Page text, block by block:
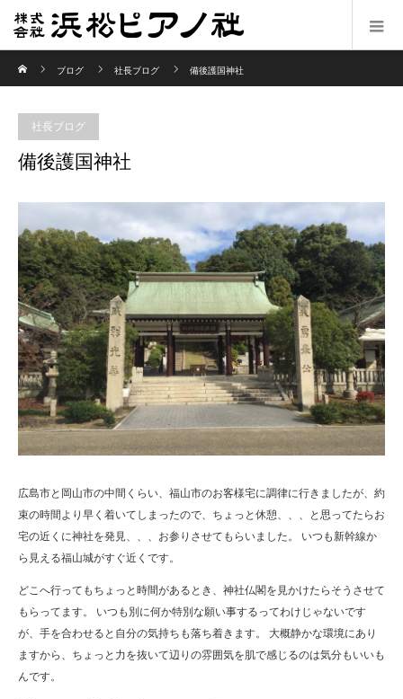
ブログ
社長ブログ 備後護国神社
社長ブログ
備後護国神社
広島市と岡山市の中間くらい、福山市のお客様宅に調律に行きましたが、約
束の時間より早く着いてしまったので、ちょっと休憩、、、と思ってたらお
宅の近くに神社を発見、、、お参りさせてもらいました。 いつも新幹線か
ら見える福山城がすぐ近くです。
どこへ行ってもちょっと時間があるとき、神社仏閣を見かけたらそうさせて
もらってます。 いつも別に何か特別な願い事するってわけじゃないです
が、手を合わせると自分の気持ちも落ち着きます。 大概静かな環境にあり
ますから、ちょっと力を抜いて辺りの雰囲気を肌で感じるのは気分もいいも
んです。